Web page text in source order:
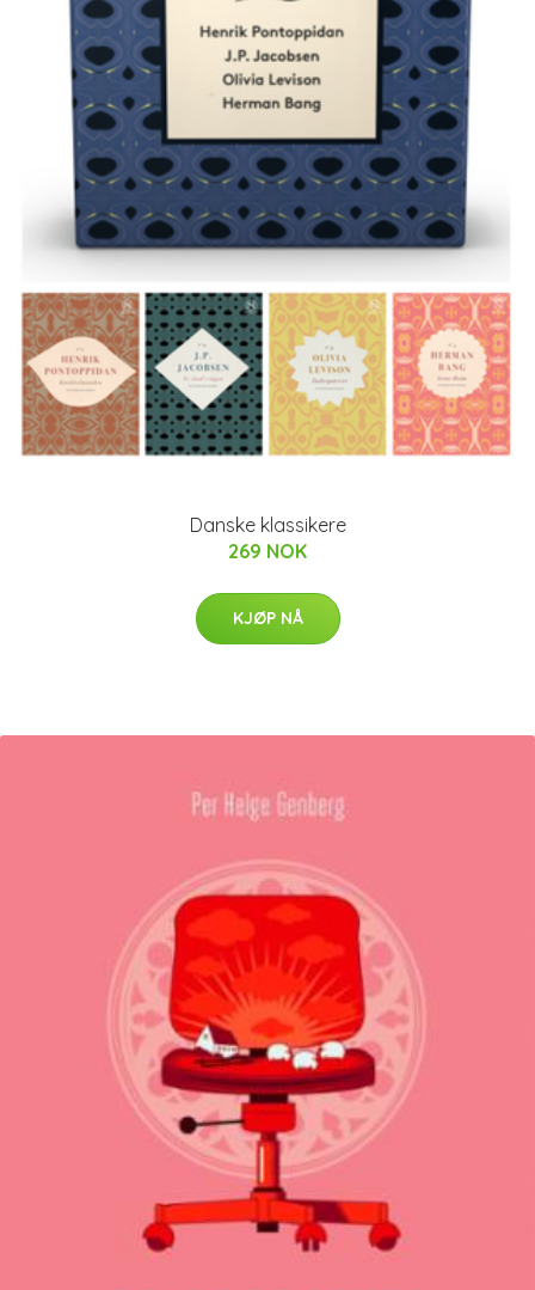
Danske klassikere
269 NOK
KJØP NÅ